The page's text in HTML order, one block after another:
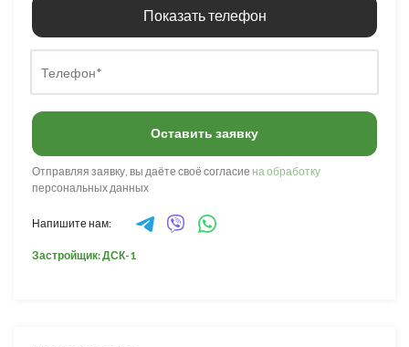
Показать телефон
Оставить заявку
Отправляя заявку, вы даёте своё согласие на обработку
персональных данных
Напишите нам:
Застройщик: ДСК-1